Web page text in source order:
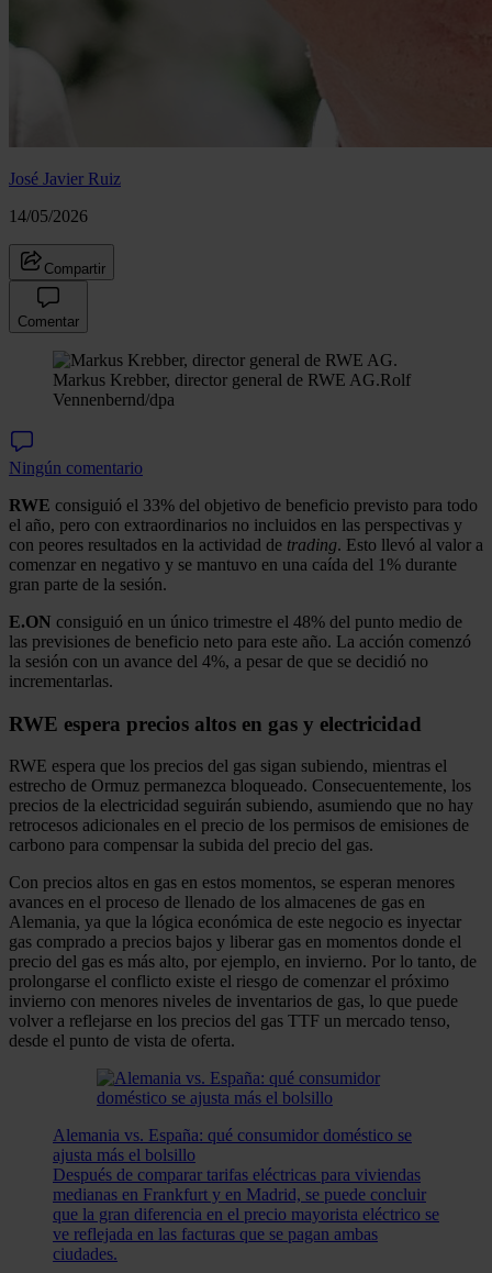
José Javier Ruiz
14/05/2026
Compartir
Comentar
Markus Krebber, director general de RWE AG.Rolf
Vennenbernd/dpa
Ningún comentario
RWE consiguió el 33% del objetivo de beneficio previsto para todo
el año, pero con extraordinarios no incluidos en las perspectivas y
con peores resultados en la actividad de trading. Esto llevó al valor a
comenzar en negativo y se mantuvo en una caída del 1% durante
gran parte de la sesión.
E.ON consiguió en un único trimestre el 48% del punto medio de
las previsiones de beneficio neto para este año. La acción comenzó
la sesión con un avance del 4%, a pesar de que se decidió no
incrementarlas.
RWE espera precios altos en gas y electricidad
RWE espera que los precios del gas sigan subiendo, mientras el
estrecho de Ormuz permanezca bloqueado. Consecuentemente, los
precios de la electricidad seguirán subiendo, asumiendo que no hay
retrocesos adicionales en el precio de los permisos de emisiones de
carbono para compensar la subida del precio del gas.
Con precios altos en gas en estos momentos, se esperan menores
avances en el proceso de llenado de los almacenes de gas en
Alemania, ya que la lógica económica de este negocio es inyectar
gas comprado a precios bajos y liberar gas en momentos donde el
precio del gas es más alto, por ejemplo, en invierno. Por lo tanto, de
prolongarse el conflicto existe el riesgo de comenzar el próximo
invierno con menores niveles de inventarios de gas, lo que puede
volver a reflejarse en los precios del gas TTF un mercado tenso,
desde el punto de vista de oferta.
Alemania vs. España: qué consumidor doméstico se
ajusta más el bolsillo
Después de comparar tarifas eléctricas para viviendas
medianas en Frankfurt y en Madrid, se puede concluir
que la gran diferencia en el precio mayorista eléctrico se
ve reflejada en las facturas que se pagan ambas
ciudades.